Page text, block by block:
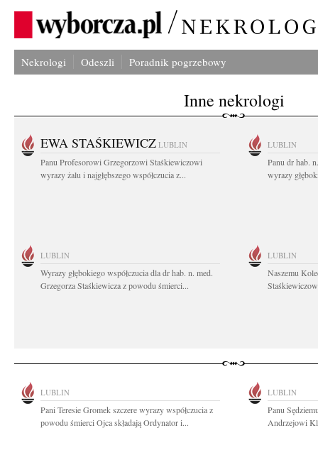
Nekrologi Odeszli Poradnik pogrzebowy
Inne nekrologi
EWA STAŚKIEWICZ LUBLIN
Panu Profesorowi Grzegorzowi Staśkiewiczowi
wyrazy żalu i najgłębszego współczucia z...
LUBLIN
Panu dr hab.
wyrazy
LUBLIN
Wyrazy głębokiego współczucia dla dr hab. n. med.
Grzegorza Staśkiewicza z powodu śmierci...
LUBLIN
Naszemu
LUBLIN
Pani Teresie Gromek szczere wyrazy współczucia z
powodu śmierci Ojca składają Ordynator i...
LUBLIN
Panu
Andrzejowi